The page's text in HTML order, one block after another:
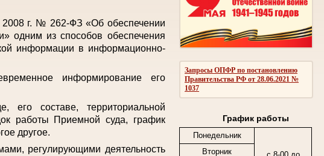
Запросы ОПФР по постановлению
Правительства РФ от 28.06.2021 №
1037
График работы
Понедельник
Вторник
2008 г. № 262-ФЗ «Об обеспечении
одним из способов обеспечения
информации в информационно-
информирование его
составе, территориальной
работы Приемной суда, график
другое.
регулирующими деятельность